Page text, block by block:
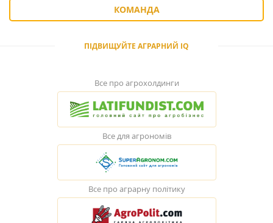
КОМАНДА
ПІДВИЩУЙТЕ АГРАРНИЙ IQ
Все про агрохолдинги
Все для агрономів
Все про аграрну політику